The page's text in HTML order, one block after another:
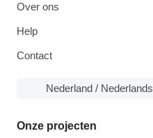
Over ons
Help
Contact
Nederland / Nederlands
Onze projecten